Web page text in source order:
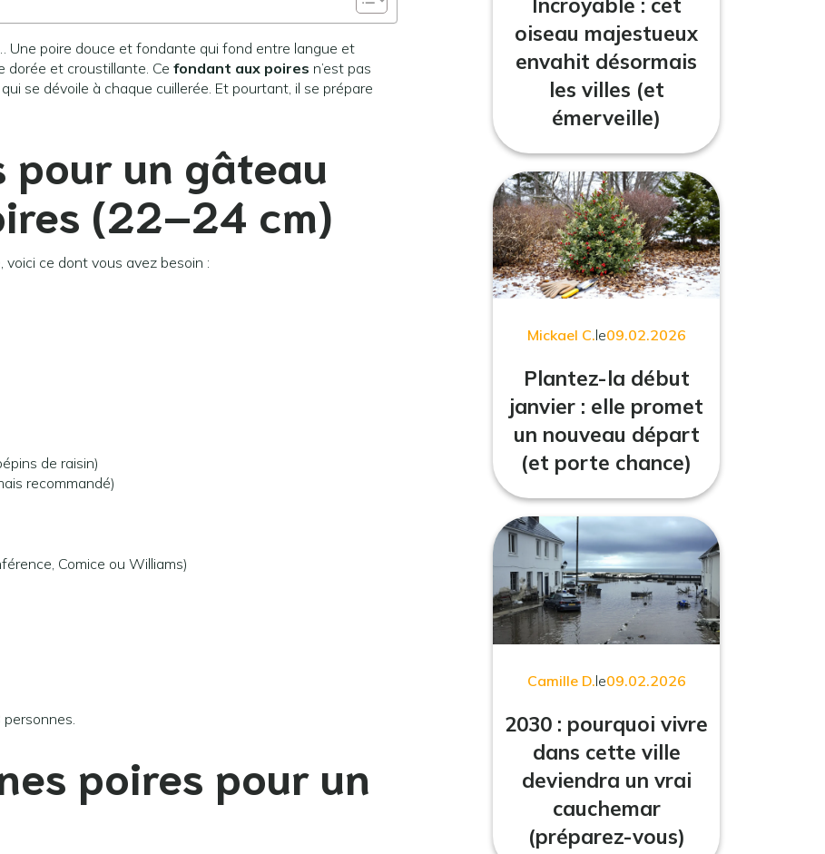
Une poire douce et fondante qui fond entre langue et
dorée et croustillante. Ce fondant aux poires n’est pas
se dévoile à chaque cuillerée. Et pourtant, il se prépare
pour un gâteau
(22–24 cm)
ce dont vous avez besoin :
de raisin)
recommandé)
Comice ou Williams)
poires pour un
oiseau majestueux
envahit désormais
les villes (et
émerveille)
Mickael C.le09.02.2026
Plantez-la début
janvier : elle promet
un nouveau départ
(et porte chance)
Camille D.le09.02.2026
2030 : pourquoi vivre
dans cette ville
deviendra un vrai
cauchemar
(préparez-vous)